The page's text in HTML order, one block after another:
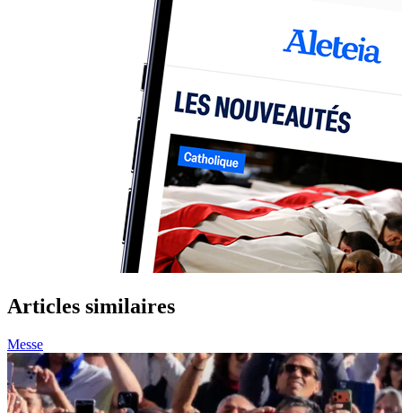
Articles similaires
Messe